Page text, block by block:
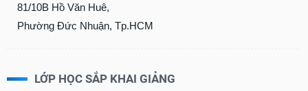
81/10B Hồ Văn Huê,
Phường Đức Nhuận, Tp.HCM
LỚP HỌC SẮP KHAI GIẢNG